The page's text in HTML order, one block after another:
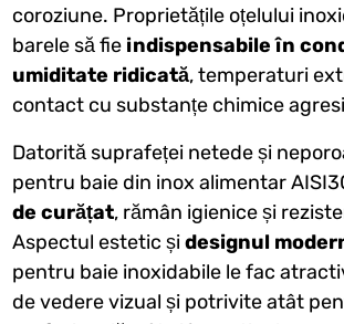
coroziune. Proprietățile oțelului
barele să fie indispensabile în
umiditate ridicată, temperaturi
contact cu substanțe chimice
Datorită suprafeței netede și
pentru baie din inox alimentar
de curățat, rămân igienice și
Aspectul estetic șidesignul
pentru baie inoxidabile le fac
de vedere vizual și potrivite atât